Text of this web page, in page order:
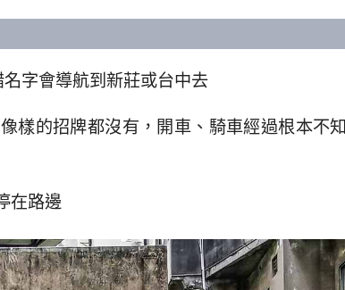
名字會導航到新莊或台中去
樣的招牌都沒有，開車、騎車經過根本不知
在路邊